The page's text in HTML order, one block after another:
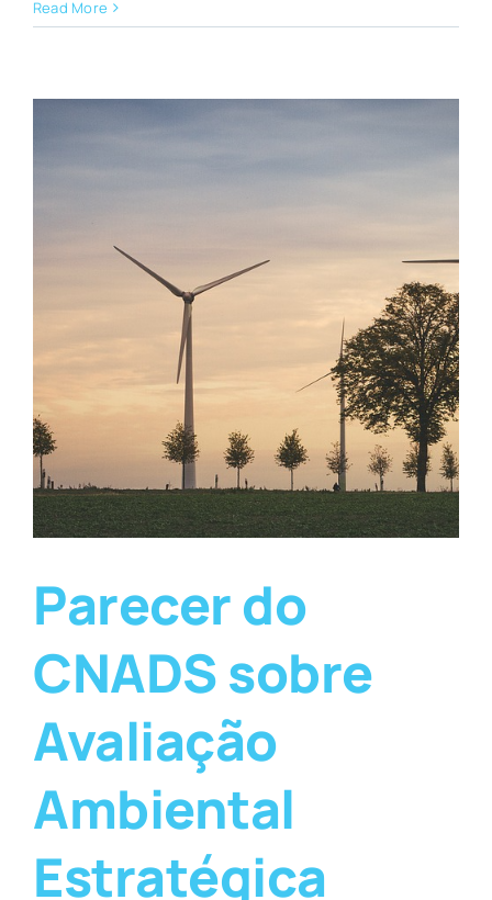
Read More
Parecer do
CNADS sobre
Avaliação
Ambiental
Estratégica